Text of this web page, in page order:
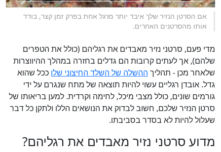
אם הסרטן הנזיר שלך איבד יותר מרגל אחת בפרק זמן קצר, בודד
אותו מהסרטנים האחרים.
מדי פעם, סרטני נזיר מאבדים את רגליהם (כולל את הטפרים
שלהם), אך לעתים קרובות הם גדלים בחזרה במהלך ההיווצרות
שלאחר מכן - תהליך ההשלה של השלד החיצוני שלו ככל שהוא
גדל. אובדן רגליים עשוי להיות תוצאה של מתח שנגרם על ידי
גורמים שונים, כולל מצבי מיכל, לחימה וקרדית. למען בריאותו של
סרטן הנזיר שלכם, חשוב לבדוק את הנושאים הללו ולתקן כל דבר
שעלול להיות לא בסדר בסביבתו.
מדוע סרטני נזיר מאבדים את רגליהם?